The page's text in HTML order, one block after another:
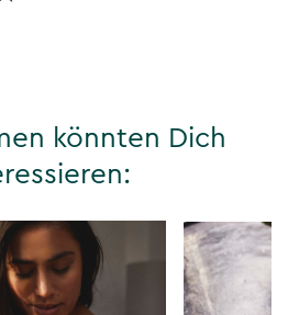
könnten Dich